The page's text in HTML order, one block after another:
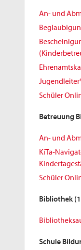
An- und
Schüler
Betreuung
An- und
KiTa-
Schüler
Bibliothek
Schule